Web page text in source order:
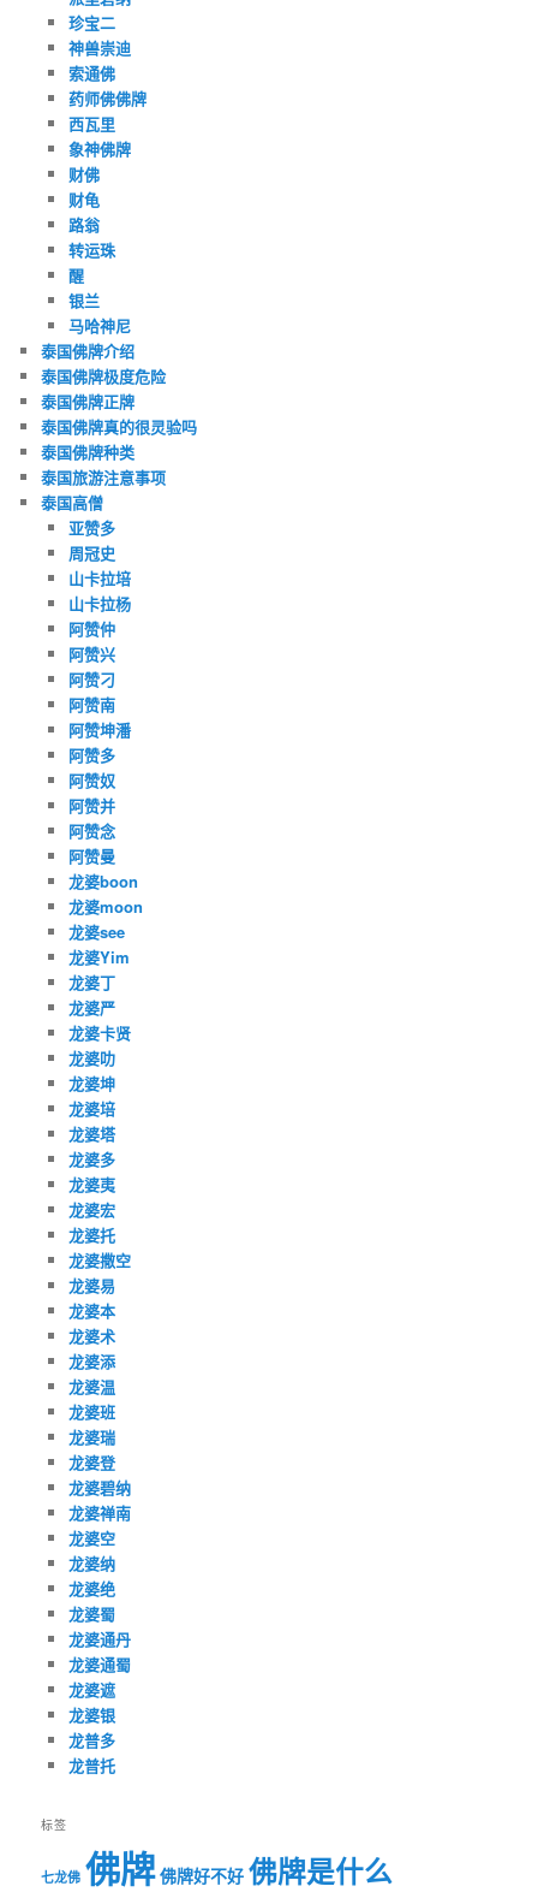
珍宝二
神兽崇迪
索通佛
药师佛佛牌
西瓦里
象神佛牌
财佛
财龟
路翁
转运珠
醒
银兰
马哈神尼
泰国佛牌介绍
泰国佛牌极度危险
泰国佛牌正牌
泰国佛牌真的很灵验吗
泰国佛牌种类
泰国旅游注意事项
泰国高僧
亚赞多
周冠史
山卡拉培
山卡拉杨
阿赞仲
阿赞兴
阿赞刁
阿赞南
阿赞坤潘
阿赞多
阿赞奴
阿赞并
阿赞念
阿赞曼
龙婆boon
龙婆moon
龙婆see
龙婆Yim
龙婆丁
龙婆严
龙婆卡贤
龙婆叻
龙婆坤
龙婆培
龙婆塔
龙婆多
龙婆夷
龙婆宏
龙婆托
龙婆撒空
龙婆易
龙婆本
龙婆术
龙婆添
龙婆温
龙婆班
龙婆瑞
龙婆登
龙婆碧纳
龙婆禅南
龙婆空
龙婆纳
龙婆绝
龙婆蜀
龙婆通丹
龙婆通蜀
龙婆遮
龙婆银
龙普多
龙普托
标签
七龙佛 佛牌 佛牌好不好 佛牌是什么